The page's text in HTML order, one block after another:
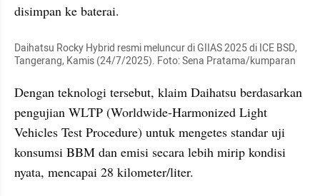
disimpan ke baterai.
Daihatsu Rocky Hybrid resmi meluncur di GIIAS 2025 di ICE BSD,
Tangerang, Kamis (24/7/2025). Foto: Sena Pratama/kumparan
Dengan teknologi tersebut, klaim Daihatsu berdasarkan
pengujian WLTP (Worldwide-Harmonized Light
Vehicles Test Procedure) untuk mengetes standar uji
konsumsi BBM dan emisi secara lebih mirip kondisi
nyata, mencapai 28 kilometer/liter.